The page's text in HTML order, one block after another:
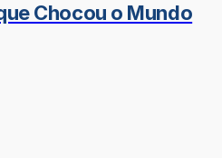
Chocou o Mundo